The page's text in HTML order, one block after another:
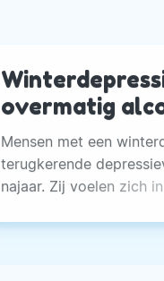
overmatig
Mensen met een
terugkerende
najaar. Zij voelen zich